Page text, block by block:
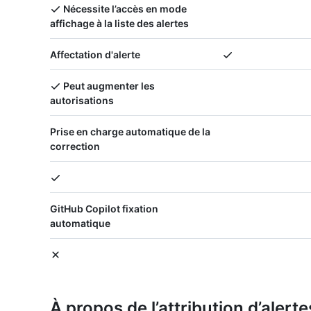
Nécessite l’accès en mode
affichage à la liste des alertes
Affectation d'alerte
Peut augmenter les
autorisations
Prise en charge automatique de la
correction
GitHub Copilot fixation
automatique